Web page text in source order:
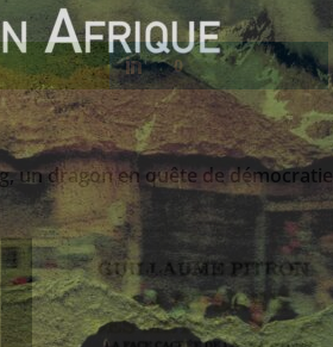
0
un dragon en quête de démocratie